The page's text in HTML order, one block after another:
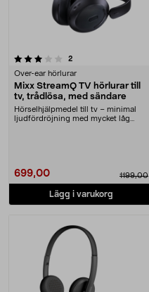
2recensioner
Over-ear hörlurar
Mixx StreamQ TV hörlurar till
tv, trådlösa, med sändare
Hörselhjälpmedel till tv – minimal
ljudfördröjning med mycket låg
699,00 1199,00
Lägg i varukorg
0.0 av 5 stjärnor